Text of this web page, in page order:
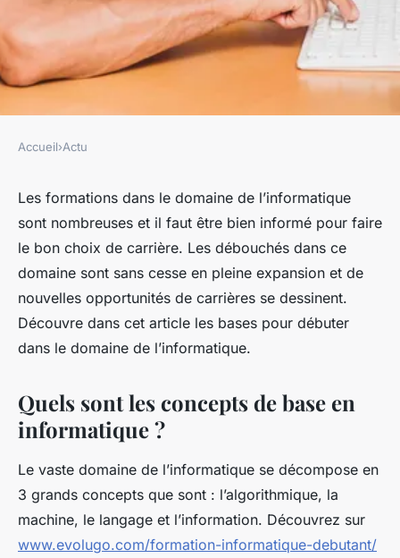
Tout savoir sur les formations
dans le domaine informatique
!
fernand•26 octobre 2023 •3 min de lecture
Accueil›Actu
Les formations dans le domaine de l’informatique
sont nombreuses et il faut être bien informé pour faire
le bon choix de carrière. Les débouchés dans ce
domaine sont sans cesse en pleine expansion et de
nouvelles opportunités de carrières se dessinent.
Découvre dans cet article les bases pour débuter
dans le domaine de l’informatique.
Quels sont les concepts de base en
informatique ?
Le vaste domaine de l’informatique se décompose en
3 grands concepts que sont : l’algorithmique, la
machine, le langage et l’information. Découvrez sur
www.evolugo.com/formation-informatique-debutant/